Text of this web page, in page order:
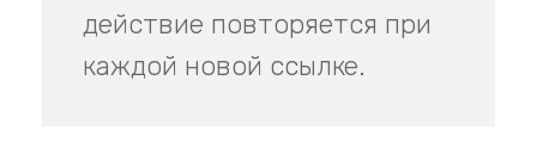
действие повторяется при
каждой новой ссылке.